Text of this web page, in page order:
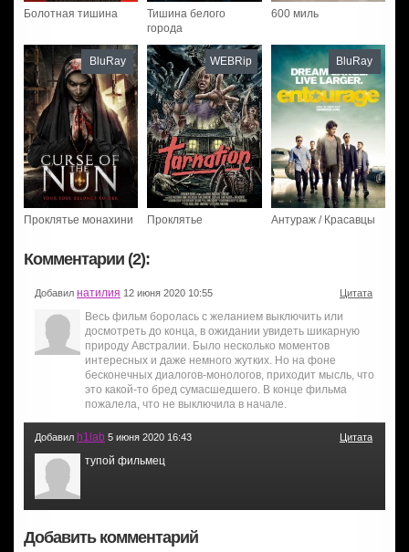
Болотная тишина
Тишина белого
города
600 миль
Проклятье монахини
BluRay
Проклятье
WEBRip
Антураж / Красавцы
BluRay
Комментарии (2):
Добавил натилия 12 июня 2020 10:55 Цитата
Весь фильм боролась с желанием выключить или
досмотреть до конца, в ожидании увидеть шикарную
природу Австралии. Было несколько моментов
интересных и даже немного жутких. Но на фоне
бесконечных диалогов-монологов, приходит мысль, что
это какой-то бред сумасшедшего. В конце фильма
пожалела, что не выключила в начале.
Добавил h1lab 5 июня 2020 16:43 Цитата
тупой фильмец
Добавить комментарий